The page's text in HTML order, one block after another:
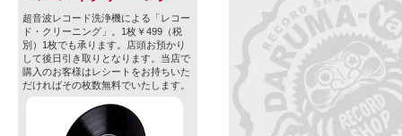
超音波レコード洗浄機による「レコー
ド・クリーニング」。1枚￥499（税
別）1枚でも承ります。店頭お預かり
して後日引き取りとなります。当店で
購入のお客様はレシートをお持ちいた
だければその枚数無料でいたします。